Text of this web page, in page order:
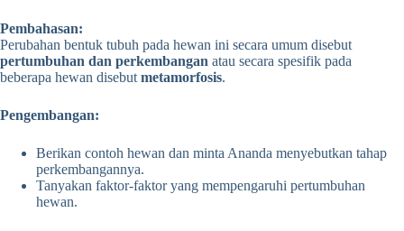
Pembahasan:
Perubahan bentuk tubuh pada hewan ini secara umum disebut
pertumbuhan dan perkembangan atau secara spesifik pada
beberapa hewan disebutmetamorfosis.
Pengembangan:
Berikan contoh hewan dan minta Ananda menyebutkan tahap
perkembangannya.
Tanyakan faktor-faktor yang mempengaruhi pertumbuhan
hewan.